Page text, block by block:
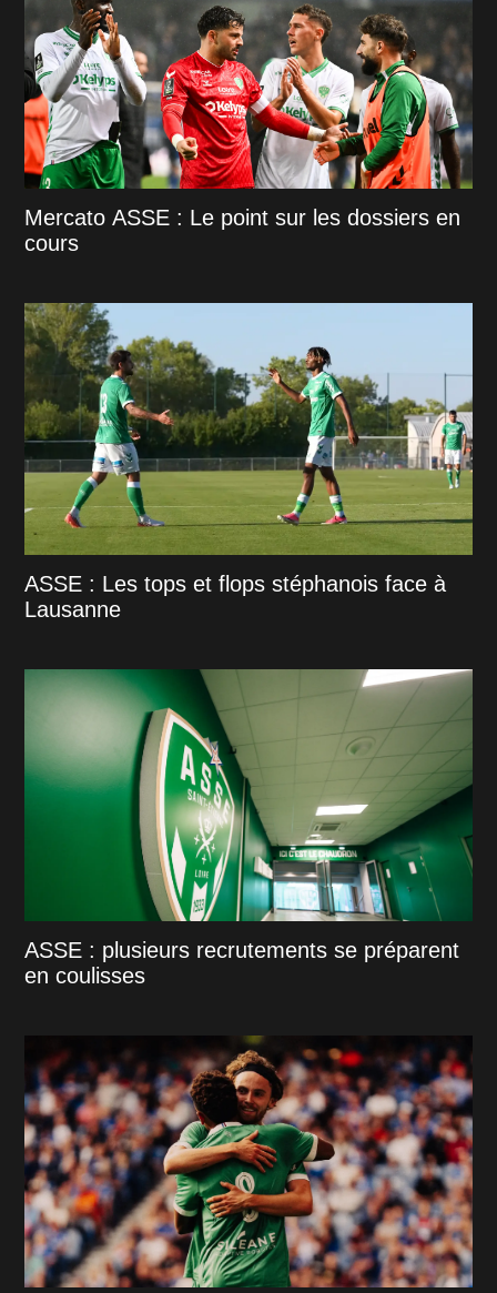
Mercato ASSE : Le point sur les dossiers en
cours
ASSE : Les tops et flops stéphanois face à
Lausanne
ASSE : plusieurs recrutements se préparent
en coulisses